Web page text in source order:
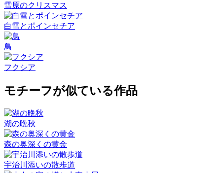
雪原のクリスマス
白雪とポインセチア
鳥
フクシア
モチーフが似ている作品
湖の晩秋
森の奥深くの黄金
宇治川添いの散歩道